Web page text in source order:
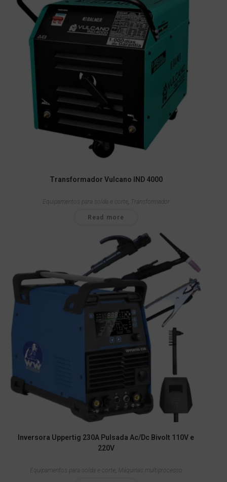
Transformador Vulcano IND 4000
Equipamentos para solda e corte, Transformador
Read more
Inversora Uppertig 230A Pulsada Ac/Dc Bivolt 110V e
220V
Equipamentos para solda e corte, Máquinas multiprocesso